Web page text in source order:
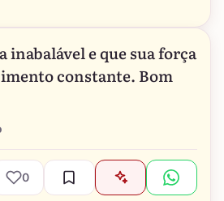
inabalável e que sua força
constante. Bom
0